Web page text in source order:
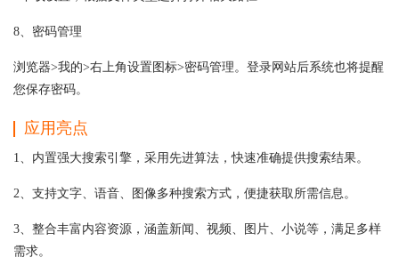
8、密码管理
浏览器>我的>右上角设置图标>密码管理。登录网站后系统也将提醒
您保存密码。
应用亮点
1、内置强大搜索引擎，采用先进算法，快速准确提供搜索结果。
2、支持文字、语音、图像多种搜索方式，便捷获取所需信息。
3、整合丰富内容资源，涵盖新闻、视频、图片、小说等，满足多样
需求。